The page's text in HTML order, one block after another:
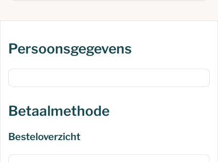
Persoonsgegevens
Betaalmethode
Besteloverzicht